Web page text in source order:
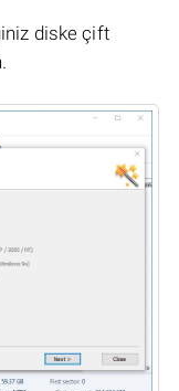
diske çift